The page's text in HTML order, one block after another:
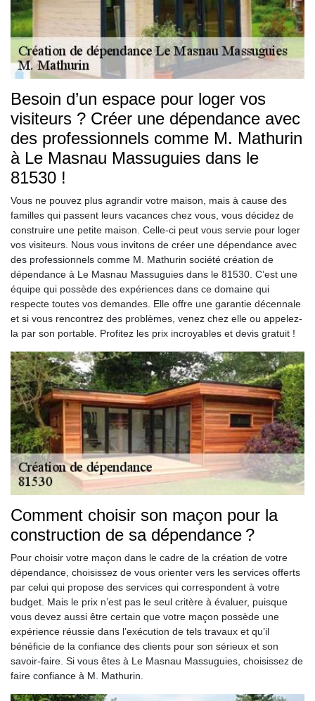
Besoin d’un espace pour loger vos
visiteurs ? Créer une dépendance avec
des professionnels comme M. Mathurin
à Le Masnau Massuguies dans le
81530 !
Vous ne pouvez plus agrandir votre maison, mais à cause des
familles qui passent leurs vacances chez vous, vous décidez de
construire une petite maison. Celle-ci peut vous servie pour loger
vos visiteurs. Nous vous invitons de créer une dépendance avec
des professionnels comme M. Mathurin société création de
dépendance à Le Masnau Massuguies dans le 81530. C’est une
équipe qui possède des expériences dans ce domaine qui
respecte toutes vos demandes. Elle offre une garantie décennale
et si vous rencontrez des problèmes, venez chez elle ou appelez-
la par son portable. Profitez les prix incroyables et devis gratuit !
Comment choisir son maçon pour la
construction de sa dépendance ?
Pour choisir votre maçon dans le cadre de la création de votre
dépendance, choisissez de vous orienter vers les services offerts
par celui qui propose des services qui correspondent à votre
budget. Mais le prix n’est pas le seul critère à évaluer, puisque
vous devez aussi être certain que votre maçon possède une
expérience réussie dans l’exécution de tels travaux et qu’il
bénéficie de la confiance des clients pour son sérieux et son
savoir-faire. Si vous êtes à Le Masnau Massuguies, choisissez de
faire confiance à M. Mathurin.